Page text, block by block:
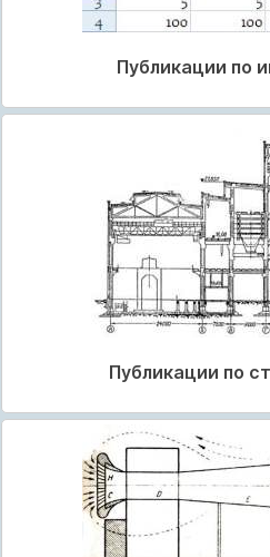
Публикации по
Публикации по